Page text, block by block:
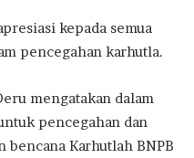
kepada semua
pencegahan karhutla.
mengatakan dalam
pencegahan dan
bencana Karhutlah BNPB